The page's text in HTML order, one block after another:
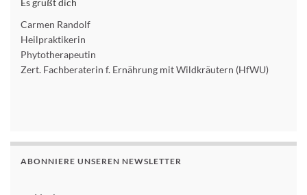
Carmen Randolf
Heilpraktikerin
Phytotherapeutin
Zert. Fachberaterin f. Ernährung mit Wildkräutern (HfWU)
ABONNIERE UNSEREN NEWSLETTER